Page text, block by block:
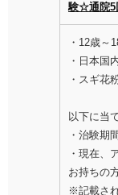
験☆通院5
・12歳～
・日本国
・スギ花
以下に当
・治験期
・現在、
お持ちの
※記載さ